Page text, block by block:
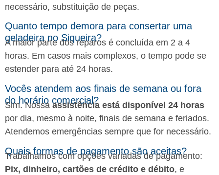
necessário, substituição de peças.
Quanto tempo demora para consertar uma
geladeira no Siqueira?
A maior parte dos reparos é concluída em 2 a 4
horas. Em casos mais complexos, o tempo pode se
estender para até 24 horas.
Vocês atendem aos finais de semana ou fora
do horário comercial?
Sim. Nossa assistência está disponível 24 horas
por dia, mesmo à noite, finais de semana e feriados.
Atendemos emergências sempre que for necessário.
Quais formas de pagamento são aceitas?
Trabalhamos com opções variadas de pagamento:
Pix, dinheiro, cartões de crédito e débito, e